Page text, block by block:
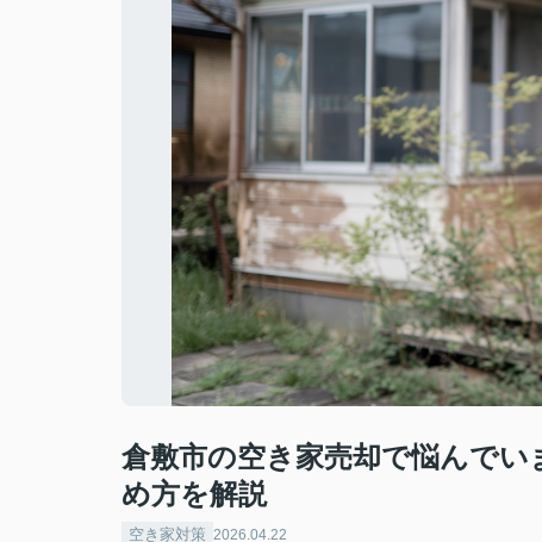
倉敷市の空き家売却で悩んで
め方を解説
空き家対策 2026.04.22